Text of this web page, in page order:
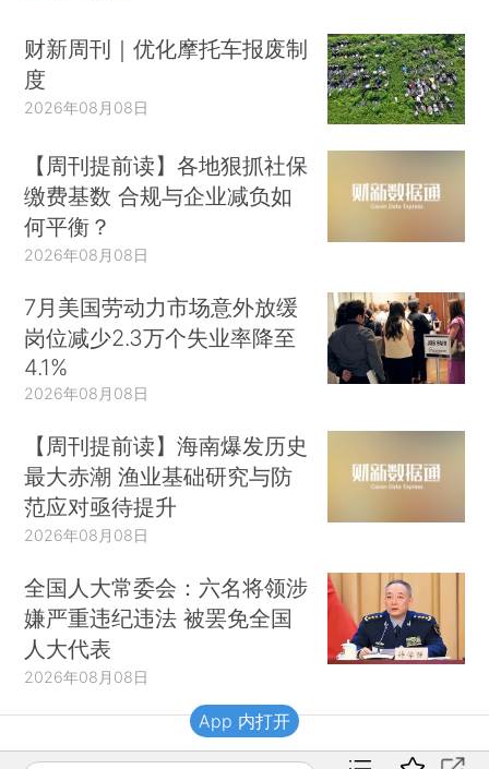
财新周刊｜优化摩托车报废制
度
2026年08月08日
【周刊提前读】各地狠抓社保
缴费基数 合规与企业减负如
何平衡？
2026年08月08日
7月美国劳动力市场意外放缓
岗位减少2.3万个失业率降至
4.1%
2026年08月08日
【周刊提前读】海南爆发历史
最大赤潮 渔业基础研究与防
范应对亟待提升
2026年08月08日
全国人大常委会：六名将领涉
嫌严重违纪违法 被罢免全国
人大代表
2026年08月08日
App 内打开